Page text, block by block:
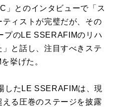
」とのインタビューで「ス
ィストが完璧だが、その
プのLE SSERAFIMのリハ
と話し、注目すべきステ
挙げた。
したLE SSERAFIMは、現
る圧巻のステージを披露